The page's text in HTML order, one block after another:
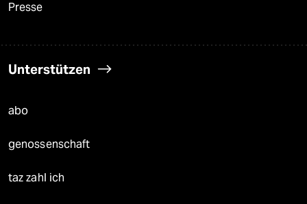
Presse
Unterstützen
abo
genossenschaft
taz zahl ich